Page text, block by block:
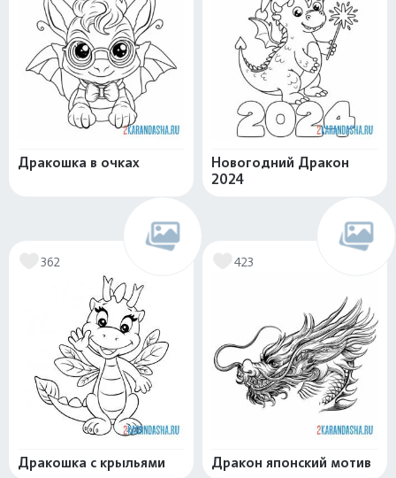
Дракошка в очках
Новогодний Дракон
2024
362
Дракошка с крыльями
423
Дракон японский мотив